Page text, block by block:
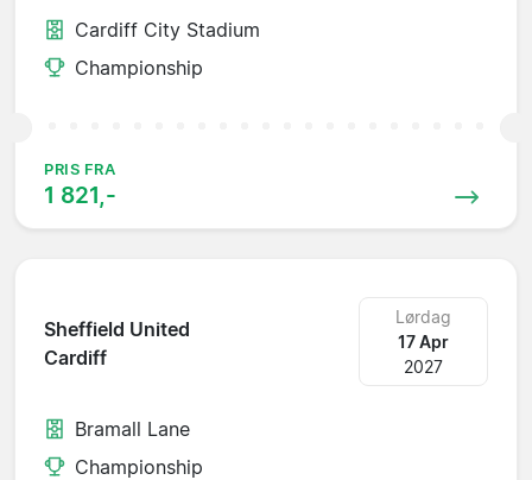
Cardiff City Stadium
Championship
PRIS FRA
1 821,-
Sheffield United
Cardiff
Lørdag
17 Apr
2027
Bramall Lane
Championship